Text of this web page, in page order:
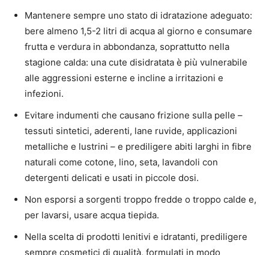
Mantenere sempre uno stato di idratazione adeguato:
bere almeno 1,5-2 litri di acqua al giorno e consumare
frutta e verdura in abbondanza, soprattutto nella
stagione calda: una cute disidratata è più vulnerabile
alle aggressioni esterne e incline a irritazioni e
infezioni.
Evitare indumenti che causano frizione sulla pelle –
tessuti sintetici, aderenti, lane ruvide, applicazioni
metalliche e lustrini – e prediligere abiti larghi in fibre
naturali come cotone, lino, seta, lavandoli con
detergenti delicati e usati in piccole dosi.
Non esporsi a sorgenti troppo fredde o troppo calde e,
per lavarsi, usare acqua tiepida.
Nella scelta di prodotti lenitivi e idratanti, prediligere
sempre cosmetici di qualità, formulati in modo